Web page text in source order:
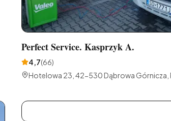
Perfect Service. Kasprzyk A.
4,7(66)
Hotelowa 23, 42-530 Dąbrowa Górnicza,